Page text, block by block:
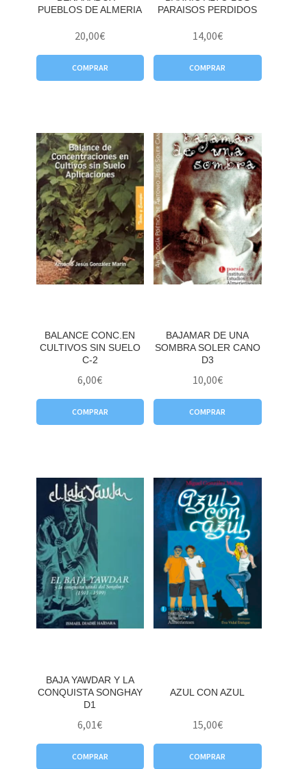
PUEBLOS DE ALMERIA
20,00€
COMPRAR
PARAISOS PERDIDOS
14,00€
COMPRAR
BALANCE CONC.EN
CULTIVOS SIN SUELO
C-2
6,00€
COMPRAR
BAJAMAR DE UNA
SOMBRA SOLER CANO
D3
10,00€
COMPRAR
BAJA YAWDAR Y LA
CONQUISTA SONGHAY
D1
6,01€
COMPRAR
AZUL CON AZUL
15,00€
COMPRAR